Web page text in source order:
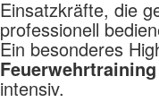
Einsatzkräfte, die
professionell
Ein besonderes
Feuerwehrtraining
intensiv.